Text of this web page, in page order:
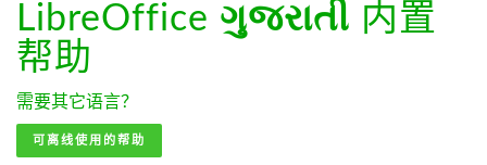
LibreOffice ગુજરાતી 内置
帮助
需要其它语言？
可离线使用的帮助